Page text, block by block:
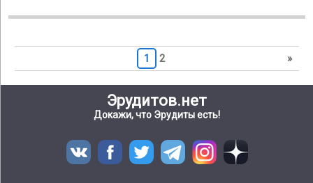
1 2 »
Эрудитов.нет
Докажи, что Эрудиты есть!